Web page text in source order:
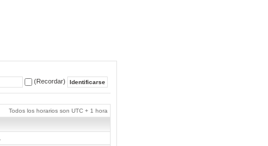
(Recordar)
Todos los horarios son UTC + 1 hora